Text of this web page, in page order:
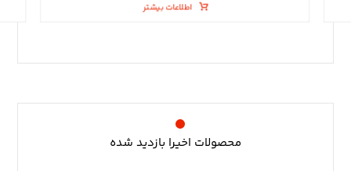
اطلاعات بیشتر
محصولات اخیرا بازدید شده